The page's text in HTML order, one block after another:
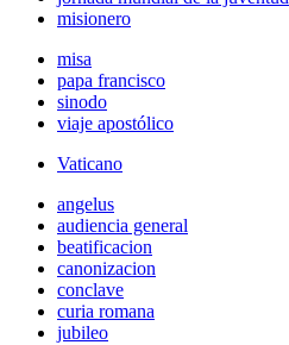
misionero
misa
papa francisco
sinodo
viaje apostólico
Vaticano
angelus
audiencia general
beatificacion
canonizacion
conclave
curia romana
jubileo